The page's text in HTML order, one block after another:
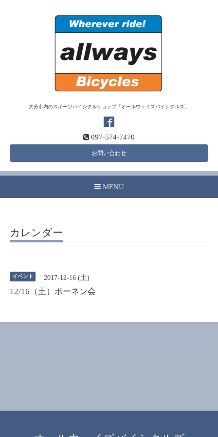
大分市内のスポーツバイシクルショップ「オールウェイズバイシクルズ」
097-574-7470
お問い合わせ
MENU
カレンダー
イベント 2017-12-16 (土)
12/16（土）ボーネン会